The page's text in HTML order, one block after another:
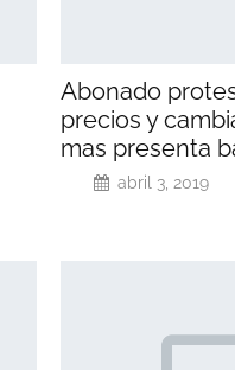
Abonado
precios y
mas presenta
abril 3, 2019